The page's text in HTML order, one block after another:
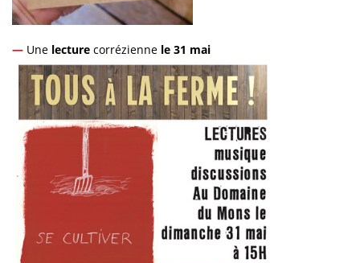
— Une lecture corrézienne le 31 mai